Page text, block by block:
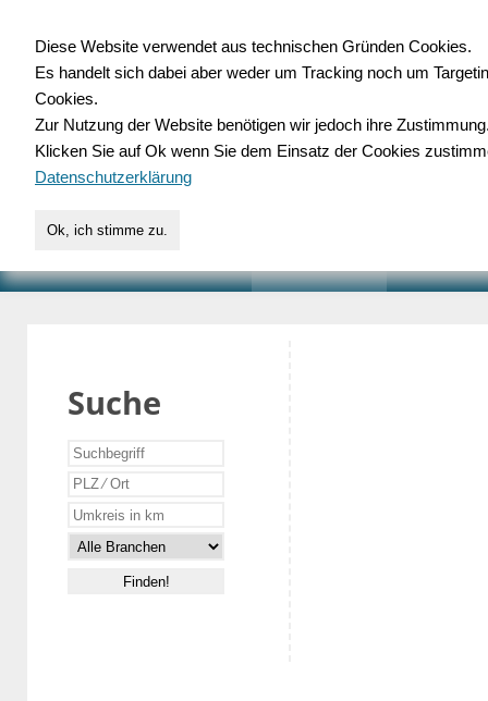
für Handwerk,
Suche
Diese Website verwendet aus technischen Gründen Cookies.
Es handelt sich dabei aber weder um Tracking noch um
Cookies.
Zur Nutzung der Website benötigen wir jedoch ihre
Klicken Sie auf Ok wenn Sie dem Einsatz der Cookies
Datenschutzerklärung
Ok, ich stimme zu.